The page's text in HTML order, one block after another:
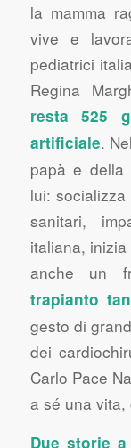
la mamma
vive e
pediatrici
Regina
resta 525
artificiale.
papà e della
lui:
sanitari,
italiana,
anche un
trapianto
gesto di
dei
Carlo Pace
a sé una
Due storie